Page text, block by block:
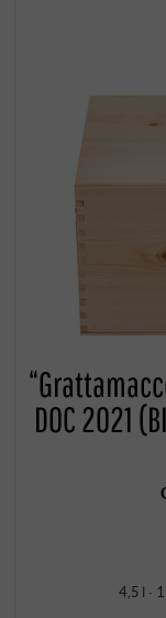
DOC 2021
4,5 l ·